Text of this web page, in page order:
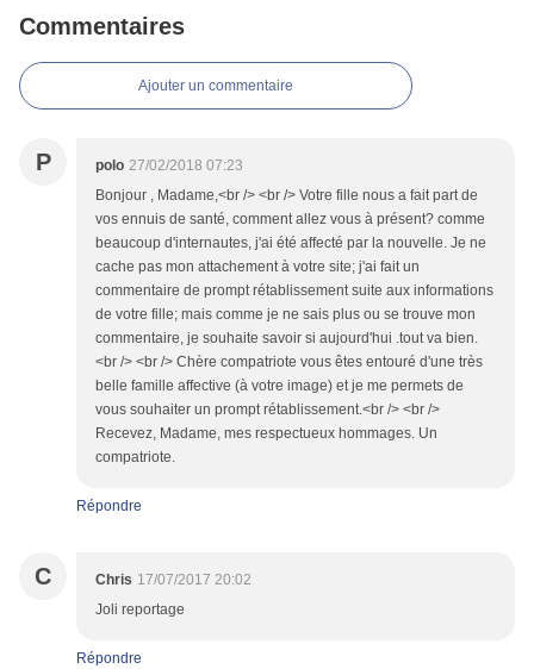
Commentaires
Ajouter un commentaire
P polo 27/02/2018 07:23
Bonjour , Madame,<br /> <br /> Votre fille nous a fait part de
vos ennuis de santé, comment allez vous à présent? comme
beaucoup d'internautes, j'ai été affecté par la nouvelle. Je ne
cache pas mon attachement à votre site; j'ai fait un
commentaire de prompt rétablissement suite aux informations
de votre fille; mais comme je ne sais plus ou se trouve mon
commentaire, je souhaite savoir si aujourd'hui .tout va bien.
<br /> <br /> Chère compatriote vous êtes entouré d'une très
belle famille affective (à votre image) et je me permets de
vous souhaiter un prompt rétablissement.<br /> <br />
Recevez, Madame, mes respectueux hommages. Un
compatriote.
Répondre
C Chris 17/07/2017 20:02
Joli reportage
Répondre